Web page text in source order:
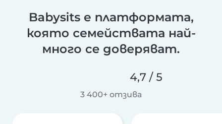
Babysits е платформата,
която семействата най-
много се доверяват.
4,7 / 5
3 400+ отзива